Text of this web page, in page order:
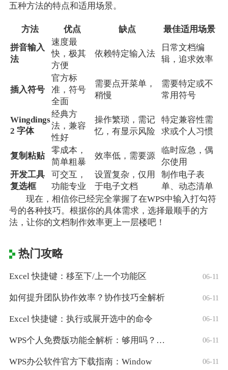
五种方法的特点和适用场景。
方法 优点 缺点
最佳适用场景
拼音输入
法
速度最
快，极其
方便
依赖特定输入法
日常文档编
辑，追求效率
插入符号
官方标
准，符号
全面
需要点开菜单，
稍慢
需要特定或不
常用符号
Wingdings
2 字体
经典方
法，兼容
性好
操作繁琐，需记
忆，有显示风险
特定兼容性需
求或个人习惯
复制粘贴
零成本，
简单粗暴
效率低，需要源
临时应急，偶
尔使用
开发工具
复选框
可交互，
功能专业
设置复杂，仅用
于电子文档
制作电子表
单、动态清单
现在，相信你已经完全掌握了在WPS中输入打勾符
号的各种技巧。根据你的具体需求，选择最顺手的方
法，让你的文档制作效率更上一层楼吧！
热门攻略
Excel 快捷键：移至下/上一个功能区 06-11
如何提升团队协作效率？协作技巧全解析 06-11
Excel 快捷键：执行或展开选中的命令 06-11
WPS个人免费版功能全解析：够用吗？适合 06-11
WPS办公软件官方下载指南：Window 06-11